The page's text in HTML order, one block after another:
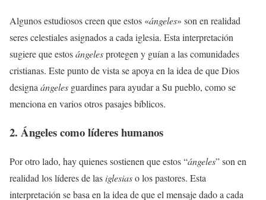
Algunos estudiosos creen que estos «ángeles» son en realidad
seres celestiales asignados a cada iglesia. Esta interpretación
sugiere que estosángelesprotegen y guían a las comunidades
cristianas. Este punto de vista se apoya en la idea de que Dios
designa ángeles guardines para ayudar a Su pueblo, como se
menciona en varios otros pasajes bíblicos.
2. Ángeles como líderes humanos
Por otro lado, hay quienes sostienen que estos “ángeles” son en
realidad los líderes de las iglesiaso los pastores. Esta
interpretación se basa en la idea de que el mensaje dado a cada